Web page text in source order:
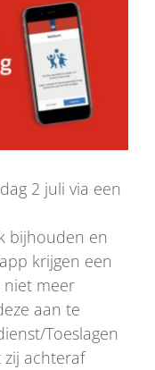
2 juli via een
bijhouden en
krijgen een
niet meer
aan te
Toeslagen
achteraf